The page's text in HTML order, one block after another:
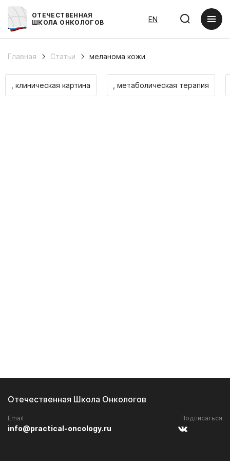
ОТЕЧЕСТВЕННАЯ
ШКОЛА ОНКОЛОГОВ
EN
Главная Статьи меланома кожи
, клиническая картина , метаболическая терапия
Отечественная Школа Онкологов
Email
info@practical-oncology.ru
Подписаться